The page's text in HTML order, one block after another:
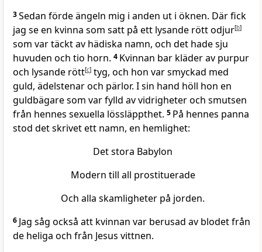
3Sedan förde ängeln mig i anden ut i öknen. Där fick
jag se en kvinna som satt på ett lysande rött odjur[b]
som var täckt av hädiska namn, och det hade sju
huvuden och tio horn. 4 Kvinnan bar kläder av purpur
och lysande rött[c] tyg, och hon var smyckad med
guld, ädelstenar och pärlor. I sin hand höll hon en
guldbägare som var fylld av vidrigheter och smutsen
från hennes sexuella lössläppthet. 5 På hennes panna
stod det skrivet ett namn, en hemlighet:
Det stora Babylon
Modern till all prostituerade
Och alla skamligheter på jorden.
6 Jag såg också att kvinnan var berusad av blodet från
de heliga och från Jesus vittnen.